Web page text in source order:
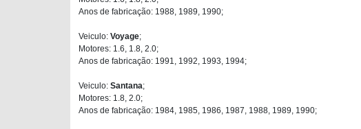
Anos de fabricação: 1988, 1989, 1990;
Veiculo: Voyage;
Motores: 1.6, 1.8, 2.0;
Anos de fabricação: 1991, 1992, 1993, 1994;
Veiculo: Santana;
Motores: 1.8, 2.0;
Anos de fabricação: 1984, 1985, 1986, 1987, 1988, 1989, 1990;